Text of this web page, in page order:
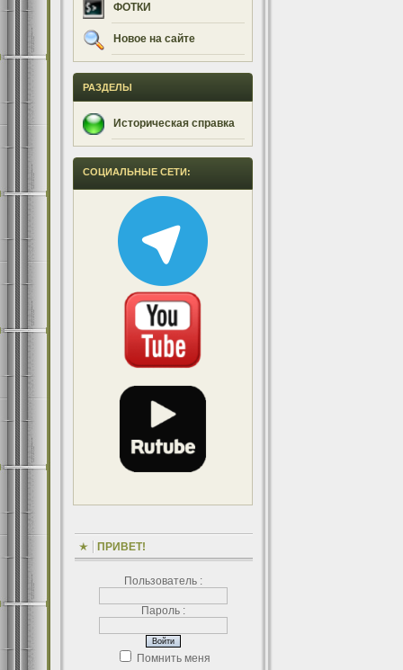
ФОТКИ
Новое на сайте
РАЗДЕЛЫ
Историческая справка
СОЦИАЛЬНЫЕ СЕТИ:
ПРИВЕТ!
Пользователь :
Пароль :
Помнить меня